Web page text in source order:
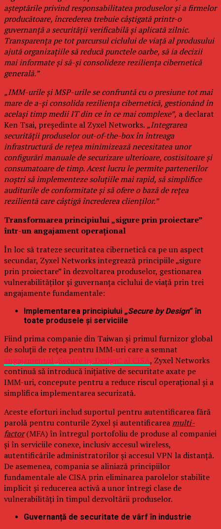
așteptările privind responsabilitatea produselor și a firmelor
producătoare, încrederea trebuie câștigată printr-o
guvernanță a securității verificabilă și aplicată zilnic.
Transparența pe tot parcursul ciclului de viață al produsului
ajută organizațiile să reducă punctele oarbe, să ia decizii
mai informate și să-și consolideze reziliența cibernetică
generală.”
„IMM-urile și MSP-urile se confruntă cu o presiune tot mai
mare de a-și consolida reziliența cibernetică, gestionând în
același timp medii IT din ce în ce mai complexe”, a declarat
Ken Tsai, președinte al Zyxel Networks. „Integrarea
securității produselor out-of-the-box în întreaga
infrastructură de rețea minimizează necesitatea unor
configurări manuale de securizare ulterioare, costisitoare și
consumatoare de timp. Acest lucru le permite partenerilor
noștri să implementeze soluțiile mai rapid, să simplifice
auditurile de conformitate și să ofere o bază de rețea
rezilientă care câștigă încrederea clienților.”
Transformarea principiului „sigure prin proiectare”
într-un angajament operațional
În loc să trateze securitatea cibernetică ca pe un aspect
secundar, Zyxel Networks integrează principiile „sigure
prin proiectare” în dezvoltarea produselor, gestionarea
vulnerabilităților și guvernanța ciclului de viață prin trei
angajamente fundamentale:
Implementarea principiului „Secure by Design” în
toate produsele și serviciile
Fiind prima companie din Taiwan și primul furnizor global
de soluții de rețea pentru IMM-uri care a semnat
angajamentul „Secure by Design” al CISA, Zyxel Networks
continuă să introducă inițiative de securitate axate pe
IMM-uri, concepute pentru a reduce riscul operațional și a
simplifica implementarea securizată.
Aceste eforturi includ suportul pentru autentificarea fără
parolă pentru conturile Zyxel și autentificareamulti-
factor(MFA) în întregul portofoliu de produse al companiei
și în serviciile conexe, inclusiv accesul wireless,
autentificările administratorilor și accesul VPN la distanță.
De asemenea, compania se aliniază principiilor
fundamentale ale CISA prin eliminarea parolelor stabilite
implicit și reducerea activă a unor întregi clase de
vulnerabilități în timpul dezvoltării produselor.
Guvernanță de securitate de vârf în industrie